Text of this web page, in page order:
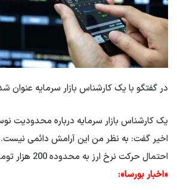
در گفتگو با یک کارشناس بازار سرمایه عنوان
یک کارشناس بازار سرمایه درباره محدودیت
اخیر گفت: به نظر من این آرامش دائمی
احتمال حرکت نرخ ارز به محدوده 200 هزار تومان وجود دارد.
«اخبار بورسا»: